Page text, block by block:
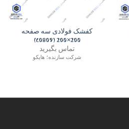
کفشک فولادی سه صفحه
200×200 (C0809)
تماس بگیرید
شرکت سازنده؛ هایکو